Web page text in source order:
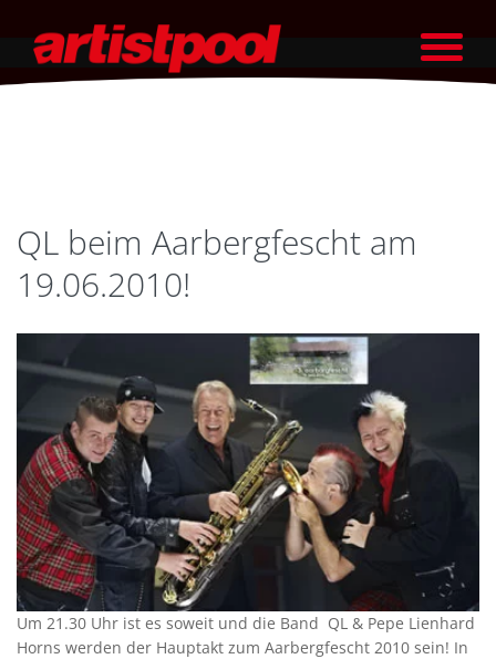
QL beim Aarbergfescht am
19.06.2010!
Um 21.30 Uhr ist es soweit und die Band QL & Pepe Lienhard
Horns werden der Hauptakt zum Aarbergfescht 2010 sein! In